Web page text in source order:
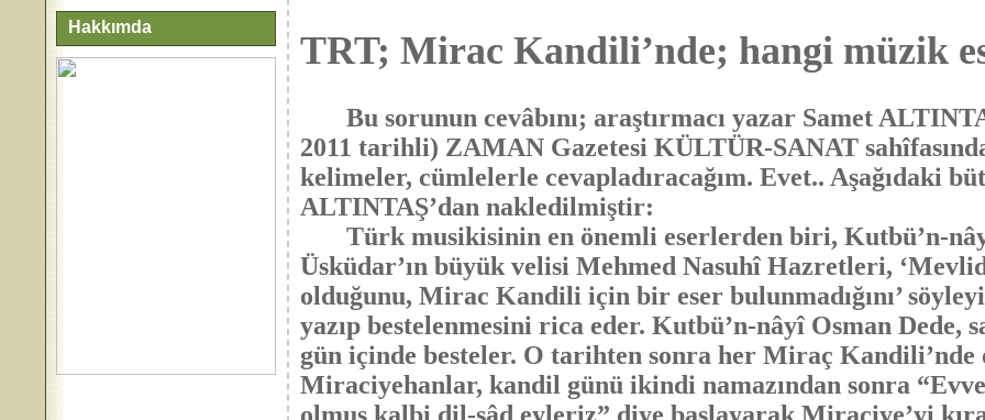
Hakkımda
TRT; Mirac Kandili’nde; hangi müzik
Bu sorunun cevâbını; araştırmacı yazar Samet
2011 tarihli) ZAMAN Gazetesi KÜLTÜR-SANAT
kelimeler, cümlelerle cevapladıracağım. Evet.. Aşağıdaki
ALTINTAŞ’dan nakledilmiştir:
Türk musikisinin en önemli eserlerden biri, Kutbü’n-
Üsküdar’ın büyük velisi Mehmed Nasuhî Hazretleri,
olduğunu, Mirac Kandili için bir eser bulunmadığını’
yazıp bestelenmesini rica eder. Kutbü’n-nâyî Osman Dede,
gün içinde besteler. O tarihten sonra her Miraç Kandili’nde
Miraciyehanlar, kandil günü ikindi namazından sonra